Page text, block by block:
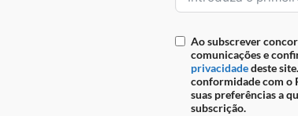
Ao subscrever
comunicações e
privacidadedeste
conformidade com o
suas preferências a
subscrição.